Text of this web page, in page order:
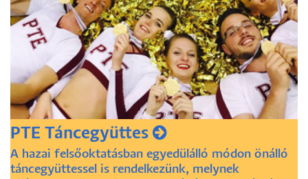
PTE Táncegyüttes
A hazai felsőoktatásban egyedülálló módon önálló
táncegyüttessel is rendelkezünk, melynek